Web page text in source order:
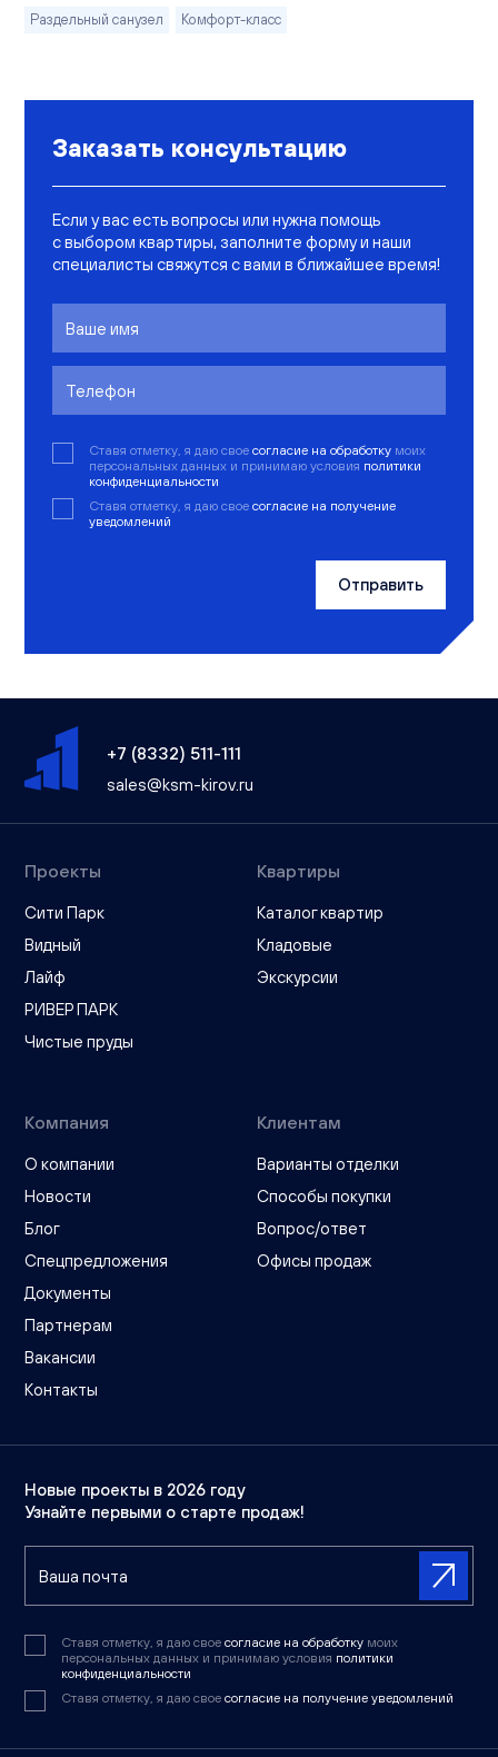
Раздельный санузел
Комфорт-класс
Заказать консультацию
Если у вас есть вопросы или нужна помощь
с выбором квартиры, заполните форму и наши
специалисты свяжутся с вами в ближайшее время!
Ставя отметку, я даю свое согласие на обработку моих
персональных данных и принимаю условия политики
конфиденциальности
Ставя отметку, я даю свое согласие на получение
уведомлений
Отправить
+7 (8332) 511-111
sales@ksm-kirov.ru
Проекты
Сити Парк
Видный
Лайф
РИВЕР ПАРК
Чистые пруды
Квартиры
Каталог квартир
Кладовые
Экскурсии
Компания
О компании
Новости
Блог
Спецпредложения
Документы
Партнерам
Вакансии
Контакты
Клиентам
Варианты отделки
Способы покупки
Вопрос/ответ
Офисы продаж
Новые проекты в 2026 году
Узнайте первыми о старте продаж!
Ставя отметку, я даю свое согласие на обработку моих
персональных данных и принимаю условия политики
конфиденциальности
Ставя отметку, я даю свое согласие на получение уведомлений